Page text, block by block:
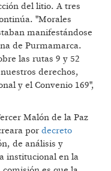
del litio. A tres
"Morales
manifestándose
de Purmamarca.
las rutas 9 y 52
derechos,
y el Convenio 169",
Malón de la Paz
por decreto
de análisis y
institucional en la